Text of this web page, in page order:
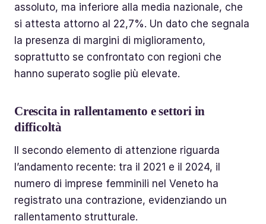
assoluto, ma inferiore alla media nazionale, che
si attesta attorno al 22,7%. Un dato che segnala
la presenza di margini di miglioramento,
soprattutto se confrontato con regioni che
hanno superato soglie più elevate.
Crescita in rallentamento e settori in
difficoltà
Il secondo elemento di attenzione riguarda
l’andamento recente: tra il 2021 e il 2024, il
numero di imprese femminili nel Veneto ha
registrato una contrazione, evidenziando un
rallentamento strutturale.